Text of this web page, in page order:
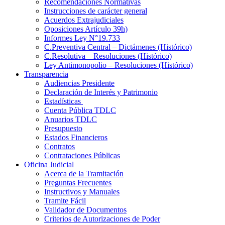
Instrucciones de carácter general
Acuerdos Extrajudiciales
Oposiciones Artículo 39h)
Informes Ley N°19.733
C.Preventiva Central – Dictámenes (Histórico)
C.Resolutiva – Resoluciones (Histórico)
Ley Antimonopolio – Resoluciones (Histórico)
Transparencia
Audiencias Presidente
Declaración de Interés y Patrimonio
Estadísticas
Cuenta Pública TDLC
Anuarios TDLC
Presupuesto
Estados Financieros
Contratos
Contrataciones Públicas
Oficina Judicial
Acerca de la Tramitación
Preguntas Frecuentes
Instructivos y Manuales
Tramite Fácil
Validador de Documentos
Criterios de Autorizaciones de Poder